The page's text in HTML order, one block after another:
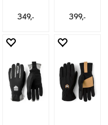
349,- 399,-